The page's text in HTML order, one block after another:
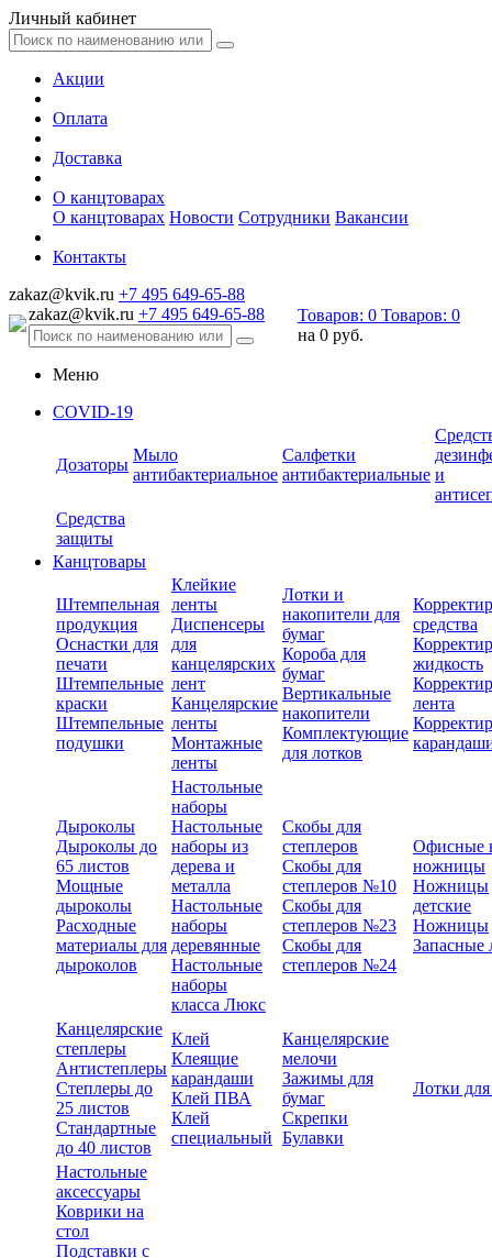
Личный кабинет
Акции
Оплата
Доставка
О канцтоварах
О канцтоварах Новости Сотрудники Вакансии
Контакты
zakaz@kvik.ru +7 495 649-65-88
zakaz@kvik.ru +7 495 649-65-88 Товаров: 0 Товаров: 0
на 0 руб.
Меню
COVID-19
Дозаторы
Мыло
антибактериальное
Салфетки
антибактериальные и
Средства
защиты
Канцтовары
Штемпельная
продукция
Оснастки для
печати
Штемпельные
краски
Штемпельные
подушки
Клейкие
ленты
Диспенсеры
для
канцелярских
лент
Канцелярские
ленты
Монтажные
ленты
Лотки и
накопители для
бумаг
Короба для
бумаг
Вертикальные
накопители
Комплектующие
для лотков
средства
жидкость
лента
Дыроколы
Дыроколы до
65 листов
Мощные
дыроколы
Расходные
материалы для
дыроколов
Настольные
наборы
Настольные
наборы из
дерева и
металла
Настольные
наборы
деревянные
Настольные
наборы
класса Люкс
Скобы для
степлеров
Скобы для
степлеров №10
Скобы для
степлеров №23
Скобы для
степлеров №24
Офисные
ножницы
Ножницы
детские
Ножницы
Запасные
Канцелярские
степлеры
Антистеплеры
Степлеры до
25 листов
Стандартные
до 40 листов
Клей
Клеящие
карандаши
Клей ПВА
Клей
специальный
Канцелярские
мелочи
Зажимы для
бумаг
Скрепки
Булавки
Лотки
Настольные
аксессуары
Коврики на
стол
Подставки с